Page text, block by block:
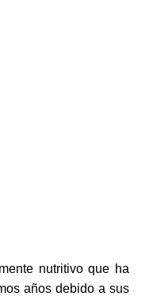
nutritivo que ha
años debido a sus